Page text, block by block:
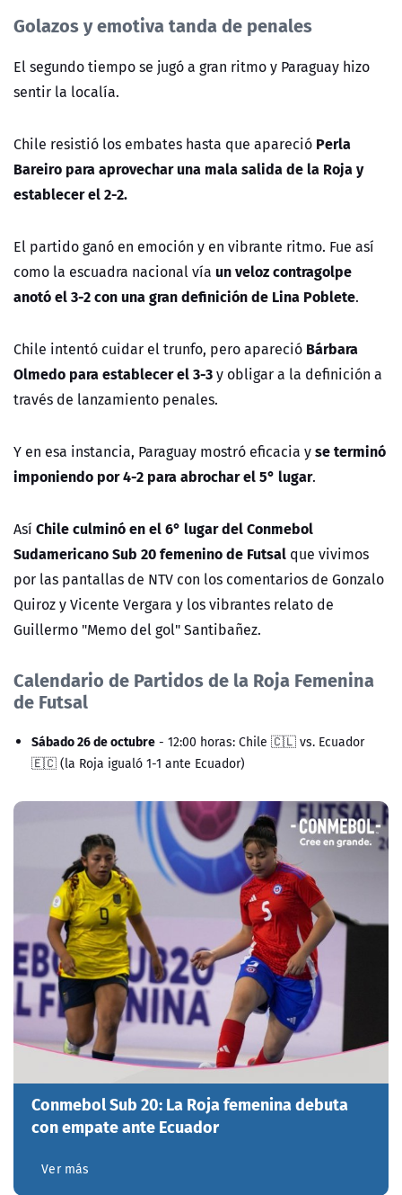
Golazos y emotiva tanda de penales
El segundo tiempo se jugó a gran ritmo y Paraguay hizo
sentir la localía.
Chile resistió los embates hasta que apareció Perla
Bareiro para aprovechar una mala salida de la Roja y
establecer el 2-2.
El partido ganó en emoción y en vibrante ritmo. Fue así
como la escuadra nacional vía un veloz contragolpe
anotó el 3-2 con una gran definición de Lina Poblete.
Chile intentó cuidar el trunfo, pero apareció Bárbara
Olmedo para establecer el 3-3y obligar a la definición a
través de lanzamiento penales.
Y en esa instancia, Paraguay mostró eficacia yse terminó
imponiendo por 4-2 para abrochar el 5° lugar.
Así Chile culminó en el 6° lugar del Conmebol
Sudamericano Sub 20 femenino de Futsal que vivimos
por las pantallas de NTV con los comentarios de Gonzalo
Quiroz y Vicente Vergara y los vibrantes relato de
Guillermo "Memo del gol" Santibañez.
Calendario de Partidos de la Roja Femenina
de Futsal
Sábado 26 de octubre - 12:00 horas: Chile 🇨🇱 vs. Ecuador
🇪🇨 (la Roja igualó 1-1 ante Ecuador)
Conmebol Sub 20: La Roja femenina debuta
con empate ante Ecuador
Ver más